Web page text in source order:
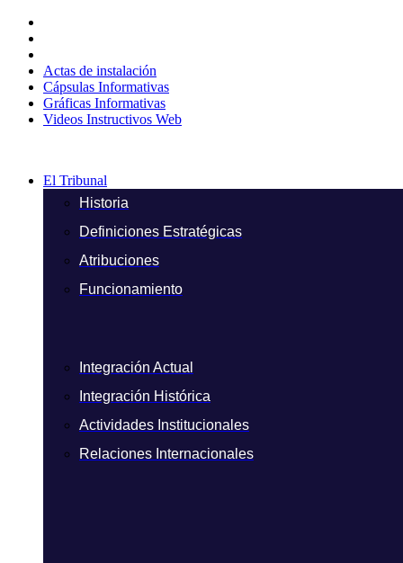
contenido
Actas de instalación
Cápsulas Informativas
Gráficas Informativas
Videos Instructivos Web
El Tribunal
Historia
Definiciones Estratégicas
Atribuciones
Funcionamiento
Integración Actual
Integración Histórica
Actividades Institucionales
Relaciones Internacionales